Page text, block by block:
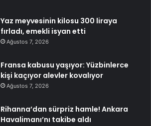
Yaz meyvesinin kilosu 300 liraya
fırladı, emekli isyan etti
Ağustos 7, 2026
Fransa kabusu yaşıyor: Yüzbinlerce
kişi kaçıyor alevler kovalıyor
Ağustos 7, 2026
Rihanna’dan sürpriz hamle! Ankara
Havalimanı’nı takibe aldı